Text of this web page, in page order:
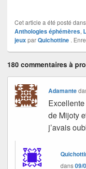
Cet article a été posté dans
Anthologies éphémères,
jeuxparQuichottine .
180 commentaires à
Adamante
de Mijoty
j’avais
dans09/